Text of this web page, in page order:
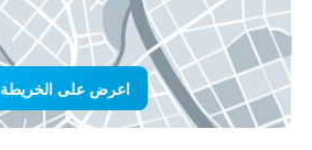
اعرض على الخريطة